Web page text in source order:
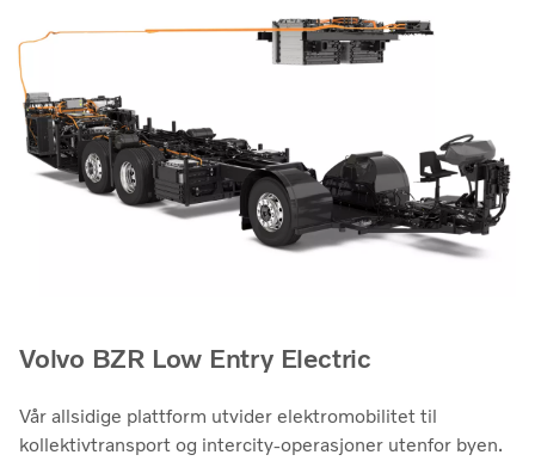
Volvo BZR Low Entry Electric
Vår allsidige plattform utvider elektromobilitet til
kollektivtransport og intercity-operasjoner utenfor byen.